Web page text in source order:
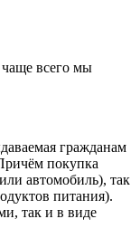
всего мы
гражданам
покупка
автомобиль), так
питания).
так и в виде